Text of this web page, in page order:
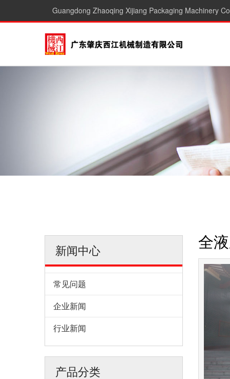
Guangdong Zhaoqing Xijiang Packaging Machinery
新闻中心
常见问题
企业新闻
行业新闻
产品分类
全